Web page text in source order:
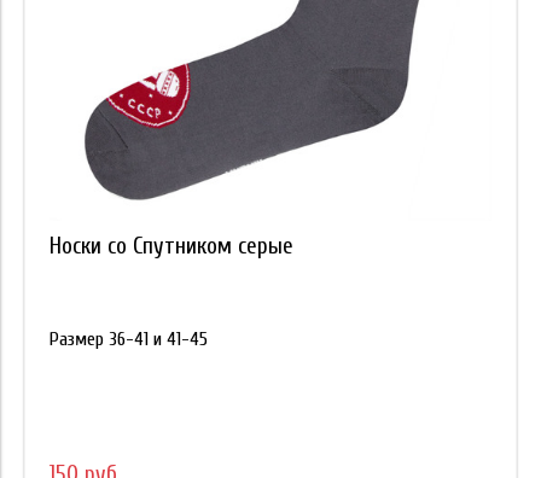
Носки со Спутником серые
Размер 36-41 и 41-45